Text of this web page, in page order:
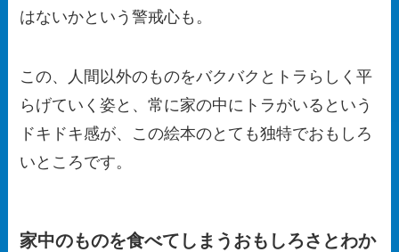
はないかという警戒心も。
この、人間以外のものをバクバクとトラらしく平
らげていく姿と、常に家の中にトラがいるという
ドキドキ感が、この絵本のとても独特でおもしろ
いところです。
家中のものを食べてしまうおもしろさとわか